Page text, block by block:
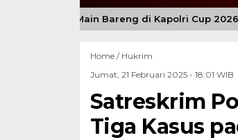
Muda Main Bareng di Kapolri Cup 2026,
Home / Hukrim
Jumat, 21 Februari 2025 - 18:01 WIB
Satreskrim
Tiga Kasus